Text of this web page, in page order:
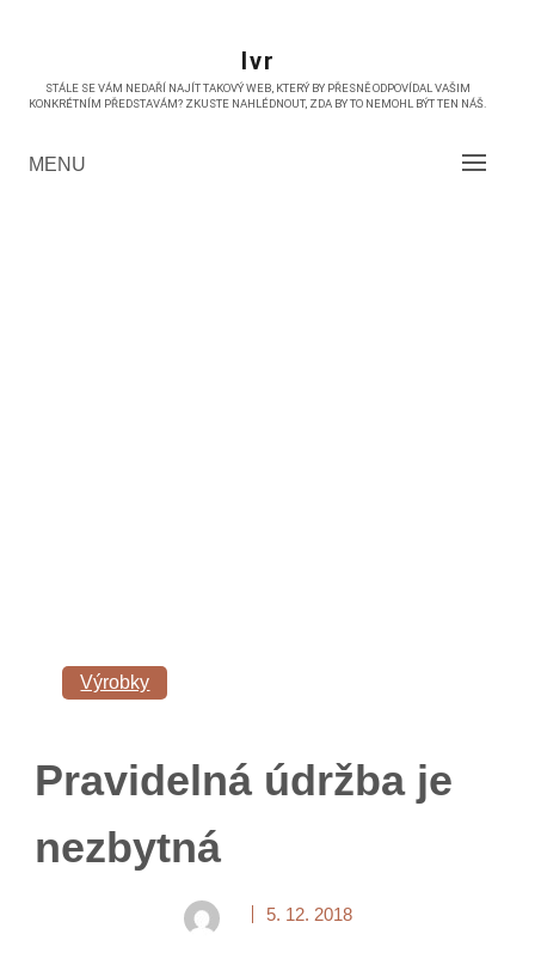
Ivr
STÁLE SE VÁM NEDAŘÍ NAJÍT TAKOVÝ WEB, KTERÝ BY PŘESNĚ ODPOVÍDAL VAŠIM
KONKRÉTNÍM PŘEDSTAVÁM? ZKUSTE NAHLÉDNOUT, ZDA BY TO NEMOHL BÝT TEN NÁŠ.
MENU
Výrobky
Pravidelná údržba je
nezbytná
5. 12. 2018